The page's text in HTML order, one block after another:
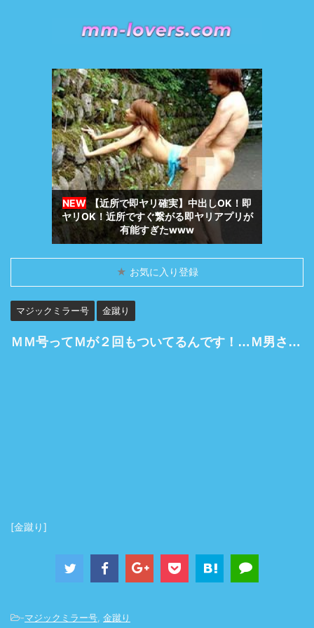
【近所で即ヤリ確実】中出しOK！即
ヤリOK！近所ですぐ繋がる即ヤリアプリが
有能すぎたwww
★ お気に入り登録
マジックミラー号 金蹴り
ＭＭ号ってＭが２回もついてるんです！…Ｍ男さんに電気アンマ状態の金蹴りをギャルに伝授しました!
[金蹴り]
-マジックミラー号, 金蹴り